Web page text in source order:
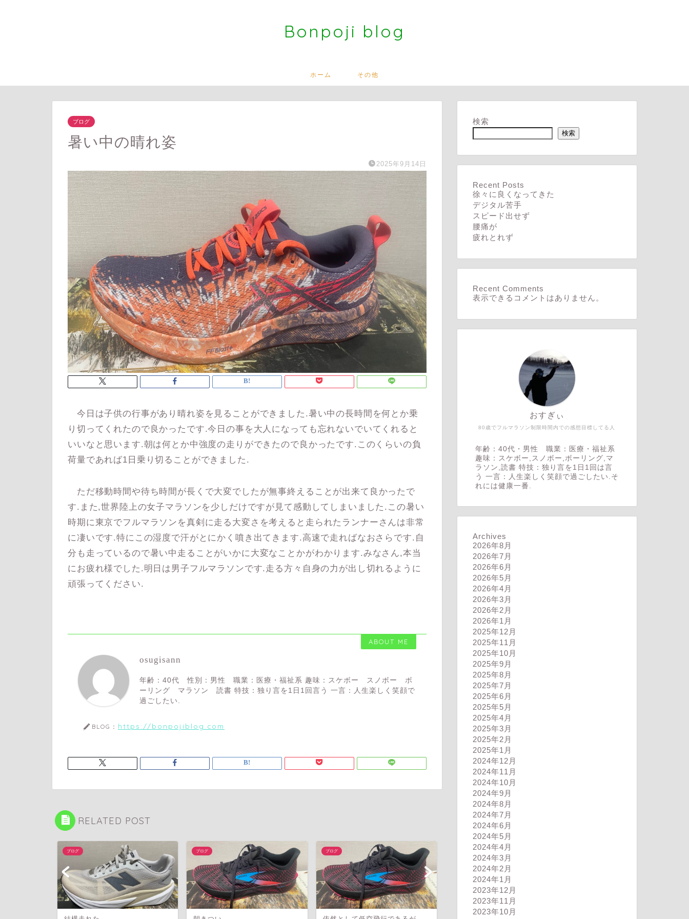
Bonpoji blog
ホーム その他
ブログ
暑い中の晴れ姿
2025年9月14日
今日は子供の行事があり晴れ姿を見ることができました.暑い中の長時間を何とか乗
り切ってくれたので良かったです.今日の事を大人になっても忘れないでいてくれると
いいなと思います.朝は何とか中強度の走りができたので良かったです.このくらいの負
荷量であれば1日乗り切ることができました.
ただ移動時間や待ち時間が長くで大変でしたが無事終えることが出来て良かったで
す.また,世界陸上の女子マラソンを少しだけですが見て感動してしまいました.この暑い
時期に東京でフルマラソンを真剣に走る大変さを考えると走られたランナーさんは非常
に凄いです.特にこの湿度で汗がとにかく噴き出てきます.高速で走ればなおさらです.自
分も走っているので暑い中走ることがいかに大変なことかがわかります.みなさん,本当
にお疲れ様でした.明日は男子フルマラソンです.走る方々自身の力が出し切れるように
頑張ってください.
ABOUT ME
osugisann
年齢：40代 性別：男性 職業：医療・福祉系 趣味：スケボー スノボー ボ
ーリング マラソン 読書 特技：独り言を1日1回言う 一言：人生楽しく笑顔で
過ごしたい.
BLOG： https://bonpojiblog.com
RELATED POST
ブログ ブログ ブログ
検索
検索
Recent Posts
徐々に良くなってきた
デジタル苦手
スピード出せず
腰痛が
疲れとれず
Recent Comments
表示できるコメントはありません。
80歳でフルマラソン制限時間内での感想目標してる人
おすぎぃ
年齢：40代・男性 職業：医療・福祉系
趣味：スケボー,スノボー,ボーリング,マ
ラソン,読書 特技：独り言を1日1回は言
う 一言：人生楽しく笑顔で過ごしたい.そ
れには健康一番.
Archives
2026年8月
2026年7月
2026年6月
2026年5月
2026年4月
2026年3月
2026年2月
2026年1月
2025年12月
2025年11月
2025年10月
2025年9月
2025年8月
2025年7月
2025年6月
2025年5月
2025年4月
2025年3月
2025年2月
2025年1月
2024年12月
2024年11月
2024年10月
2024年9月
2024年8月
2024年7月
2024年6月
2024年5月
2024年4月
2024年3月
2024年2月
2024年1月
2023年12月
2023年11月
2023年10月